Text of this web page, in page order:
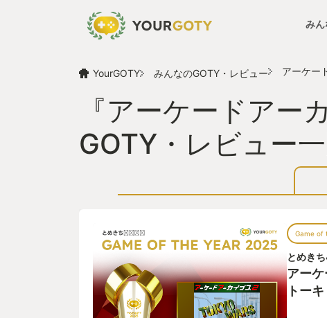
み
YourGOTY みんなのGOTY・レビュー アーケー
『アーケードアー
GOTY・レビュー
Game of
とめき
アー
トー